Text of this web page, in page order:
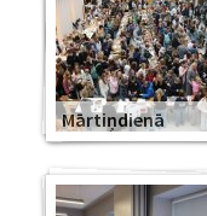
Mārtiņdienā